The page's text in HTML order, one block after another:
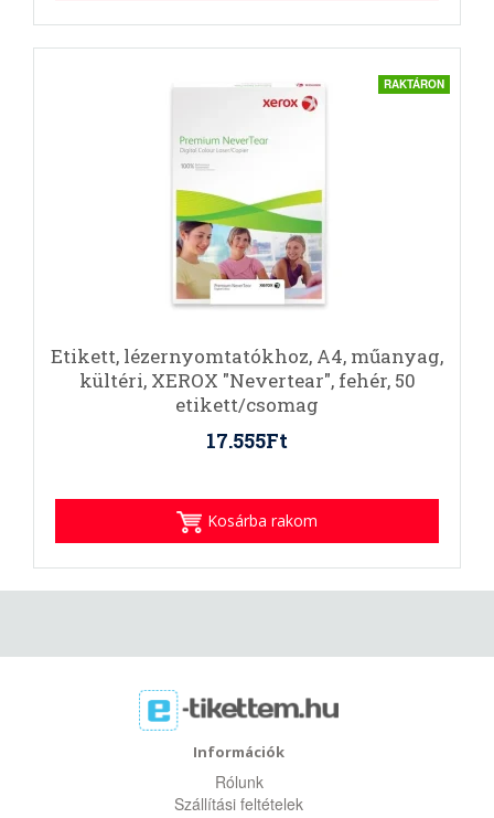
RAKTÁRON
Etikett, lézernyomtatókhoz, A4, műanyag,
kültéri, XEROX "Nevertear", fehér, 50
etikett/csomag
17.555Ft
Kosárba rakom
Információk
Rólunk
Szállítási feltételek